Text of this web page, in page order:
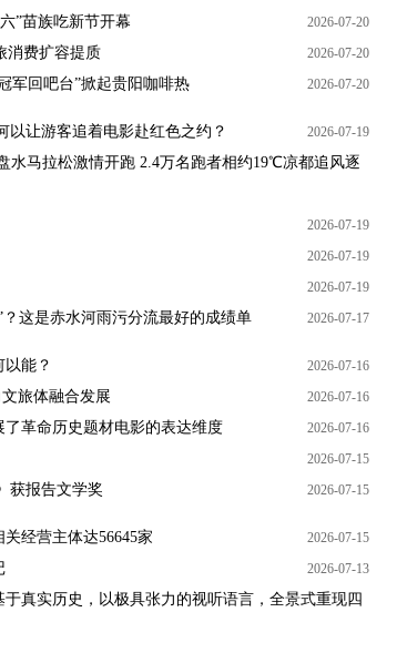
”苗族吃新节开幕 2026-07-20
消费扩容提质 2026-07-20
军回吧台”掀起贵阳咖啡热 2026-07-20
以让游客追着电影赴红色之约？ 2026-07-19
水马拉松激情开跑 2.4万名跑者相约19℃凉都追风逐
2026-07-19
2026-07-19
2026-07-19
？这是赤水河雨污分流最好的成绩单 2026-07-17
能？ 2026-07-16
旅体融合发展 2026-07-16
了革命历史题材电影的表达维度 2026-07-16
2026-07-15
获报告文学奖 2026-07-15
经营主体达56645家 2026-07-15
2026-07-13
真实历史，以极具张力的视听语言，全景式重现四